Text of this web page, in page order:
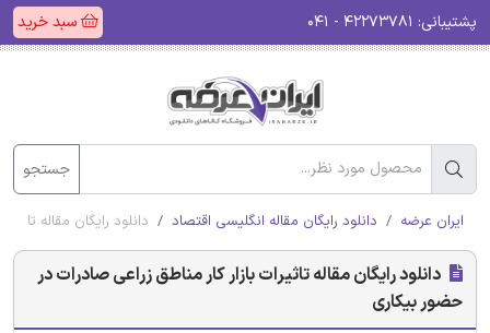
پشتیبانی: سبد خرید
جستجو
ایران عرضه دانلود رایگان مقاله انگلیسی اقتصاد دانلود رایگان مقاله
دانلود رایگان مقاله تاثیرات بازار کار مناطق زراعی صادرات در
حضور بیکاری